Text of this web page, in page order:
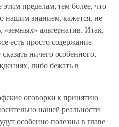
пределам, тем более, что
нашим знанием, кажется, не
«земных» альтернатив. Итак,
есть просто содержание
ничего особенного,
либо бежать в
оговорки к принятию
нашей реальности
особенно полезны в главе